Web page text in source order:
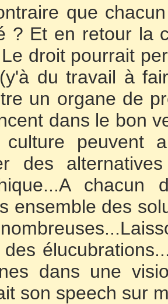
que
? Et en retour la
droit pourrait
du travail à
un organe de
dans le bon
peuvent
des
ensemble des
dans une
son speech sur